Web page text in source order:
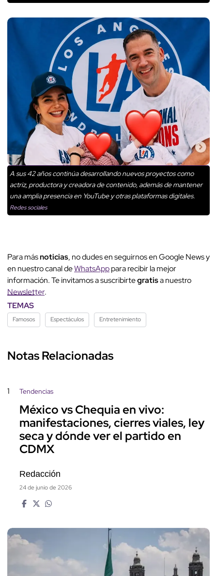
A sus 42 años continúa desarrollando nuevos proyectos como
actriz, productora y creadora de contenido, además de mantener
una amplia presencia en YouTube y otras plataformas digitales.
Redes sociales
Para másnoticias, no dudes en seguirnos en Google News y
en nuestro canal deWhatsApppara recibir la mejor
información. Te invitamos a suscribirtegratisa nuestro
Newsletter.
TEMAS
Famosos Espectáculos Entretenimiento
Notas Relacionadas
1 Tendencias
México vs Chequia en vivo:
manifestaciones, cierres viales, ley
seca y dónde ver el partido en
CDMX
Redacción
24 de junio de 2026